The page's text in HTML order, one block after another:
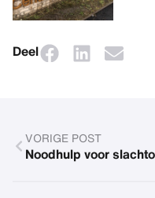
Deel
VORIGE POST